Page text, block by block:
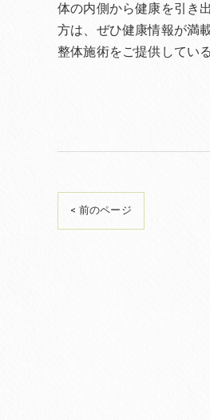
体の内側から健康を引き
方は、ぜひ健康情報が満
整体施術をご提供してい
< 前のページ